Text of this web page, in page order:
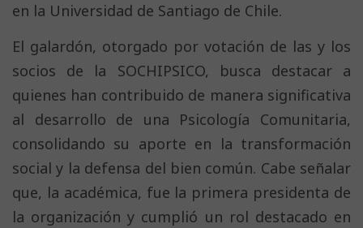
en la Universidad de Santiago de Chile.
El galardón, otorgado por votación de las y los
socios de la SOCHIPSICO, busca destacar a
quienes han contribuido de manera significativa
al desarrollo de una Psicología Comunitaria,
consolidando su aporte en la transformación
social y la defensa del bien común. Cabe señalar
que, la académica, fue la primera presidenta de
la organización y cumplió un rol destacado en